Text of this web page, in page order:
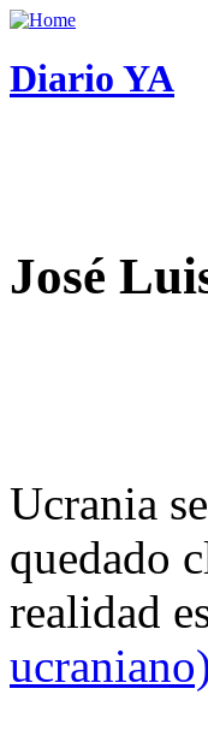
Diario YA
José
Ucrania
quedado
realidad